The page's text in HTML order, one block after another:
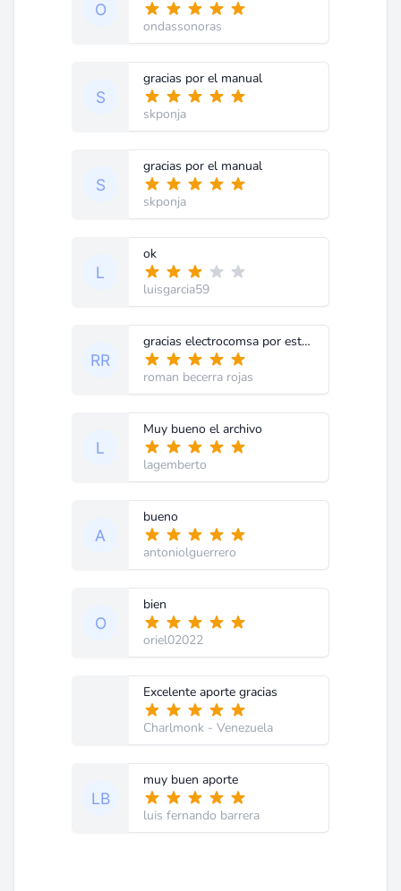
ondassonoras
gracias por el manual
skponja
gracias por el manual
skponja
ok
luisgarcia59
gracias electrocomsa por este manual y diagrama es bueno
roman becerra rojas
Muy bueno el archivo
lagemberto
bueno
antoniolguerrero
bien
oriel02022
Excelente aporte gracias
Charlmonk - Venezuela
muy buen aporte
luis fernando barrera